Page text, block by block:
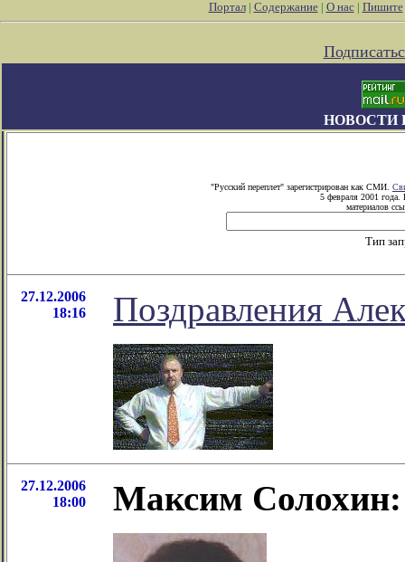
Портал| Содержание| О нас| Пишите
НОВОСТИ
"Русский переплет" зарегистрирован как СМИ.
5 февраля 2001 года.
материалов
Тип
27.12.2006
18:16
Поздравления
27.12.2006
18:00
Максим